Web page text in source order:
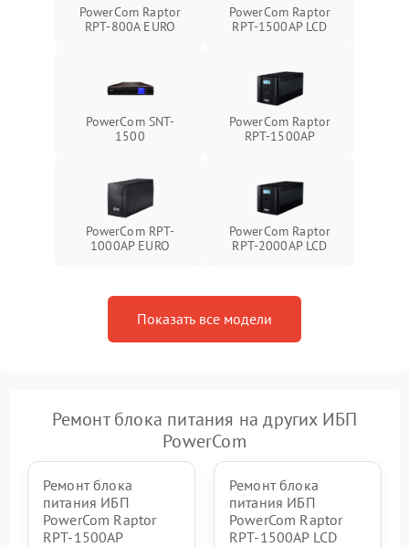
Неисправность системы
мониторинга
1500 ₽ Подробнее →
Подробнее →
Неисправность системы
Подробнее →
Поломка системы защиты
Подробнее →
Неисправность системы
Повреждение системы
защиты от перегрева
перенапряжения
PowerCom Raptor
RPT-800A EURO
PowerCom Raptor
RPT-1500AP LCD
PowerCom SNT-
1500
PowerCom Raptor
RPT-1500AP
PowerCom RPT-
1000AР EURO
PowerCom Raptor
RPT-2000AP LCD
Показать все модели
Ремонт блока питания на других ИБП
PowerCom
Ремонт блока
питания ИБП
PowerCom Raptor
RPT-1500AP
Ремонт блока
питания ИБП
PowerCom Raptor
RPT-1500AP LCD